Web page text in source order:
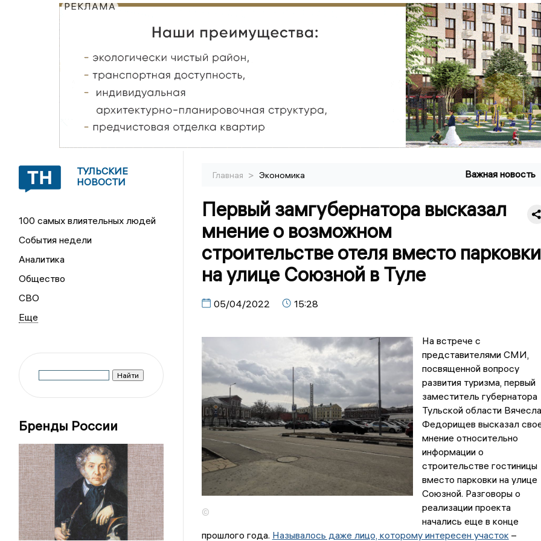
РЕКЛАМА
ТУЛЬСКИЕ
НОВОСТИ
100 самых влиятельных людей
События недели
Аналитика
Общество
СВО
Бренды России
Главная > Экономика Важная новость
Первый замгубернатора высказал
мнение о возможном
строительстве отеля вместо парковки
на улице Союзной в Туле
05/04/2022 15:28
©
На встрече с
представителями СМИ,
посвященной вопросу
развития туризма, первый
заместитель губернатора
Тульской области
Федорищев высказал
мнение относительно
информации о
строительстве гостиницы
вместо парковки на улице
Союзной. Разговоры о
реализации проекта
начались еще в конце
прошлого года. Называлось даже лицо, которому интересен участок –